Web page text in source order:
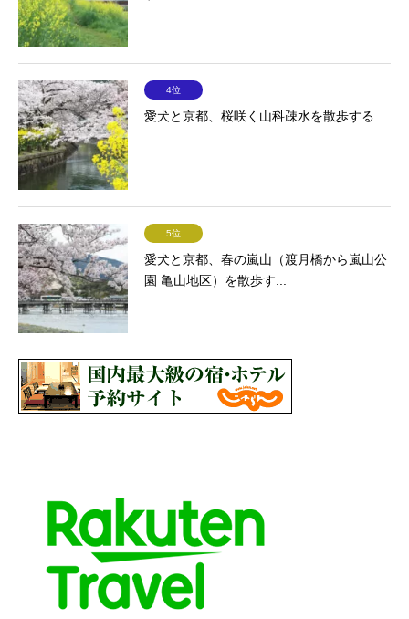
4位
愛犬と京都、桜咲く山科疎水を散歩する
5位
愛犬と京都、春の嵐山（渡月橋から嵐山公
園 亀山地区）を散歩す...